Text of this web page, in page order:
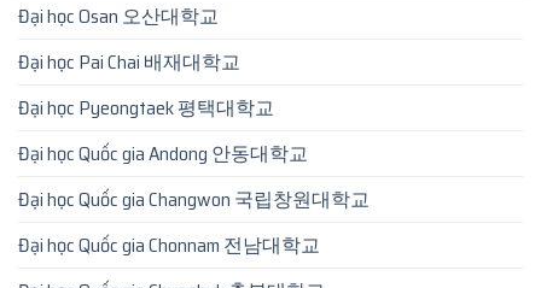
Đại học Osan 오산대학교
Đại học Pai Chai 배재대학교
Đại học Pyeongtaek 평택대학교
Đại học Quốc gia Andong 안동대학교
Đại học Quốc gia Changwon 국립창원대학교
Đại học Quốc gia Chonnam 전남대학교